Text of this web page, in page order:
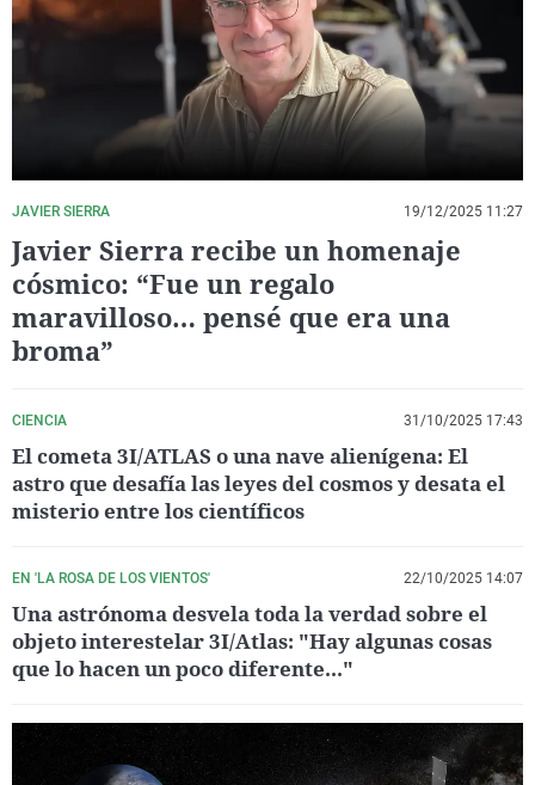
La rosa de los vientos
Gente viajera
Como el perro y el
Caso
Retornados
Equipo de
Operación Viuda
Extremadura
Galicia
La Rioja
Navarra
País Vasco
Virales
Televisión
Elecciones
JAVIER SIERRA 19/12/2025 11:27
Javier Sierra recibe un homenaje
cósmico: “Fue un regalo
maravilloso… pensé que era una
broma”
CIENCIA 31/10/2025 17:43
El cometa 3I/ATLAS o una nave alienígena: El
astro que desafía las leyes del cosmos y desata el
misterio entre los científicos
EN 'LA ROSA DE LOS VIENTOS' 22/10/2025 14:07
Una astrónoma desvela toda la verdad sobre el
objeto interestelar 3I/Atlas: "Hay algunas cosas
que lo hacen un poco diferente..."